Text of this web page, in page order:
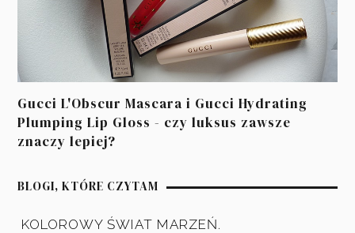
Gucci L'Obscur Mascara i Gucci Hydrating
Plumping Lip Gloss - czy luksus zawsze
znaczy lepiej?
BLOGI, KTÓRE CZYTAM
KOLOROWY ŚWIAT MARZEŃ.